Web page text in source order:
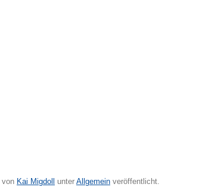
von Kai Migdoll unter Allgemein veröffentlicht.